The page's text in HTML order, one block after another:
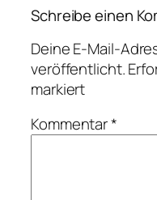
Schreibe einen
Deine E-Mail-
veröffentlicht.
markiert
Kommentar*